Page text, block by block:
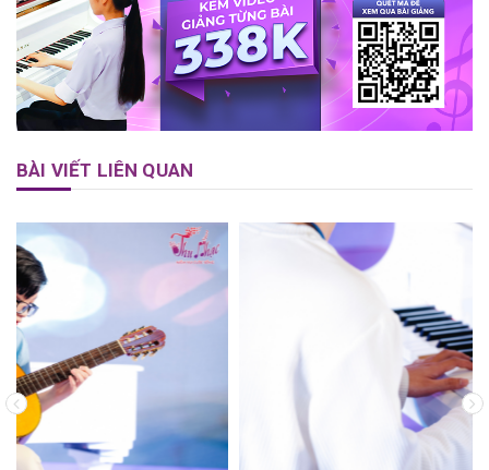
BÀI VIẾT LIÊN QUAN